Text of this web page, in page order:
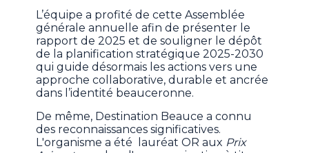
L’équipe a profité de cette Assemblée
générale annuelle afin de présenter le
rapport de 2025 et de souligner le dépôt
de la planification stratégique 2025-2030
qui guide désormais les actions vers une
approche collaborative, durable et ancrée
dans l’identité beauceronne.
De même, Destination Beauce a connu
des reconnaissances significatives.
L'organisme a été lauréat OR aux Prix